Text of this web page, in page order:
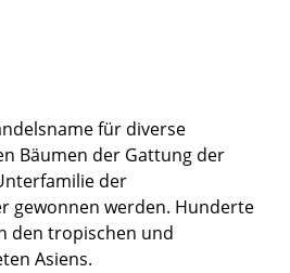
für diverse
Bäumen der Gattung der
der
gewonnen werden. Hunderte
den tropischen und
Asiens.